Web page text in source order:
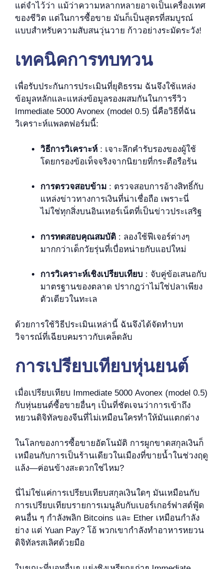
แต่จำไว้ว่า แม้ว่าความหลากหลายอาจเป็นเครื่องเทศ
ของชีวิต แต่ในการซื้อขาย มันก็เป็นสูตรที่สมบูรณ์
แบบสำหรับความสับสนวุ่นวาย ก้าวอย่างระมัดระวัง!
เทคนิคการทบทวน
เพื่อรับประกันการประเมินที่ยุติธรรม ฉันจึงใช้แหล่ง
ข้อมูลหลักและแหล่งข้อมูลรองผสมกันในการรีวิว
Immediate 5000 Avonex (model 0.5) นี่คือวิธีที่ฉัน
วิเคราะห์แพลตฟอร์มนี้:
วิธีการวิเคราะห์ : เจาะลึกคำรับรองของผู้ใช้
โดยกรองข้อเท็จจริงจากนิยายที่กระตือรือร้น
การตรวจสอบข้าม : ตรวจสอบการอ้างสิทธิ์กับ
แหล่งข่าวทางการเงินที่น่าเชื่อถือ เพราะนี่
ไม่ใช่ทุกสิ่งบนอินเทอร์เน็ตที่เป็นข่าวประเสริฐ
การทดสอบคุณสมบัติ : ลองใช้ฟีเจอร์ต่างๆ
มากกว่าเด็กวัยรุ่นที่เบื่อหน่ายกับแอปใหม่
การวิเคราะห์เชิงเปรียบเทียบ : จับคู่ข้อเสนอกับ
มาตรฐานของตลาด ปรากฎว่าไม่ใช่ปลาเพียง
ตัวเดียวในทะเล
ด้วยการใช้วิธีประเมินเหล่านี้ ฉันจึงได้จัดทำบท
วิจารณ์ที่เฉียบคมราวกับเคล็ดลับ
การเปรียบเทียบหุ่นยนต์
เมื่อเปรียบเทียบ Immediate 5000 Avonex (model 0.5)
กับหุ่นยนต์ซื้อขายอื่นๆ เป็นที่ชัดเจนว่าการเข้าถึง
หยวนดิจิทัลของจีนที่ไม่เหมือนใครทำให้มันแตกต่าง
ในโลกของการซื้อขายอัตโนมัติ การผูกขาดสกุลเงินก็
เหมือนกับการเป็นร้านเดียวในเมืองที่ขายน้ำในช่วงฤดู
แล้ง—ค่อนข้างสะดวกใช่ไหม?
นี่ไม่ใช่แค่การเปรียบเทียบสกุลเงินใดๆ มันเหมือนกับ
การเปรียบเทียบรายการเมนูลับกับเบอร์เกอร์ฟาสต์ฟู้ด
คนอื่น ๆ กำลังพลิก Bitcoins และ Ether เหมือนกำลัง
ย่าง แต่ Yuan Pay? โอ้ พวกเขากำลังทำอาหารหยวน
ดิจิทัลรสเลิศด้วยมือ